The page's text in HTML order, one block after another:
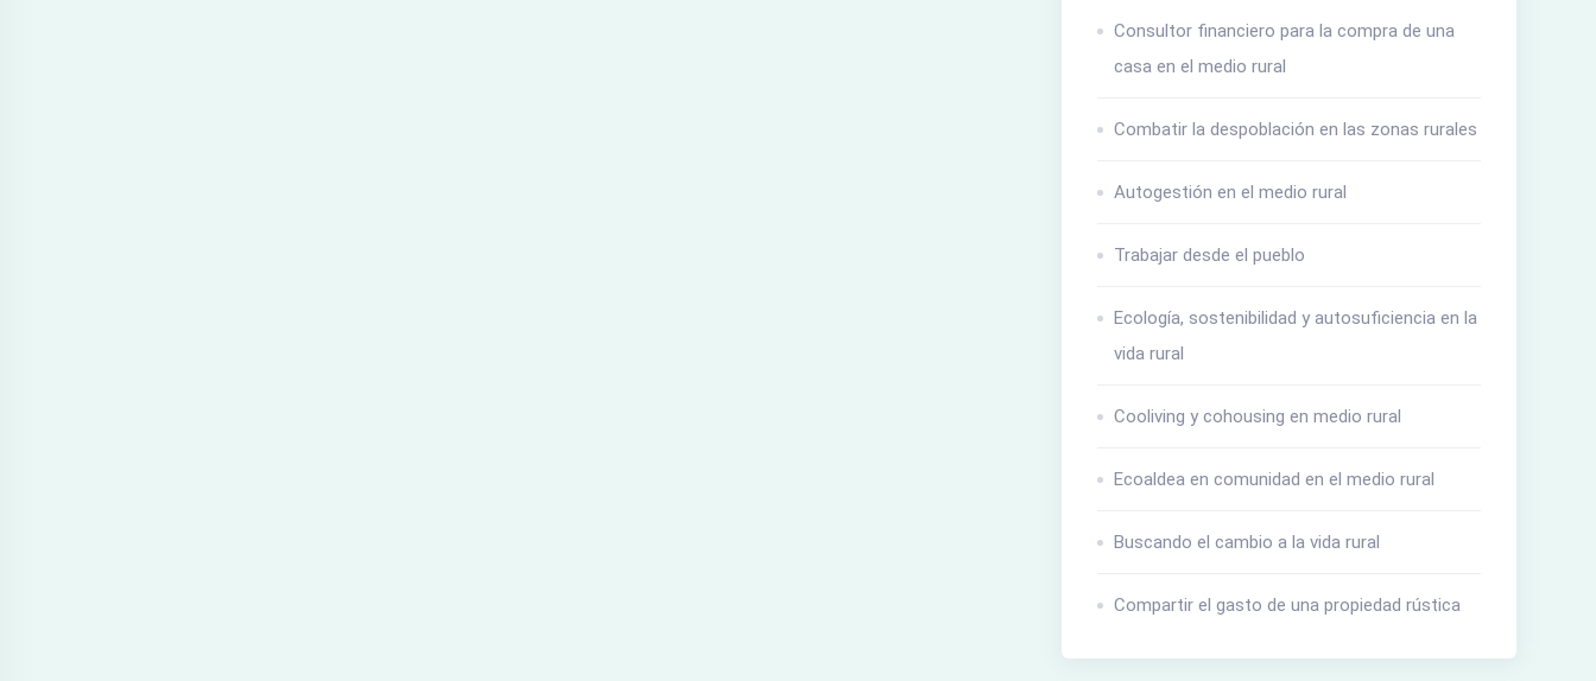
Consultor financiero para la compra de una
casa en el medio rural
Combatir la despoblación en las zonas rurales
Autogestión en el medio rural
Trabajar desde el pueblo
Ecología, sostenibilidad y autosuficiencia en la
vida rural
Cooliving y cohousing en medio rural
Ecoaldea en comunidad en el medio rural
Buscando el cambio a la vida rural
Compartir el gasto de una propiedad rústica